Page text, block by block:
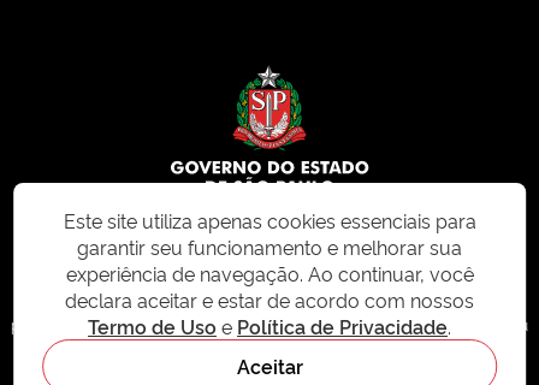
© 2026 CMS.SP.GOV.BR. Todos os direitos reservados.
Este site e todo o seu conteúdo, incluindo textos, imagens e design, são
protegidos por direitos autorais e não podem ser reproduzidos, distribuídos ou
modificados sem permissão expressa. Para mais informações ou para
solicitações de uso, acesse nosso site
Este site utiliza apenas cookies essenciais para
garantir seu funcionamento e melhorar sua
experiência de navegação. Ao continuar, você
declara aceitar e estar de acordo com nossos
Termo de Uso e Política de Privacidade.
Aceitar